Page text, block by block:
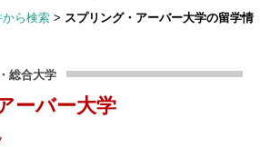
から検索 > スプリング・アーバー大学の留学情
・総合大学
ーバー大学